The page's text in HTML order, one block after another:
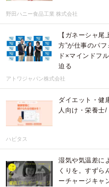
野田ハニー食品工業 株式会社
【ガネーシャ尾
方”が仕事のパ
ド×マインドフ
迫る
アトワジャパン株式会社
ダイエット・健
人向け・栄養士
ハビタス
湿気や気温差に
くりを。すずら
ーチャージキャ